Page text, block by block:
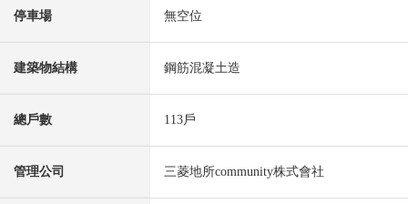
停車場 無空位
建築物結構 鋼筋混凝土造
總戶數 113戶
管理公司 三菱地所community株式會社